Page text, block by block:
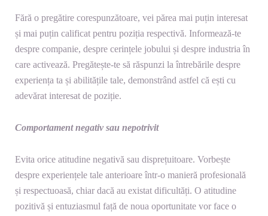
Fără o pregătire corespunzătoare, vei părea mai puțin interesat
și mai puțin calificat pentru poziția respectivă. Informează-te
despre companie, despre cerințele jobului și despre industria în
care activează. Pregătește-te să răspunzi la întrebările despre
experiența ta și abilitățile tale, demonstrând astfel că ești cu
adevărat interesat de poziție.
Comportament negativ sau nepotrivit
Evita orice atitudine negativă sau disprețuitoare. Vorbește
despre experiențele tale anterioare într-o manieră profesională
și respectuoasă, chiar dacă au existat dificultăți. O atitudine
pozitivă și entuziasmul față de noua oportunitate vor face o